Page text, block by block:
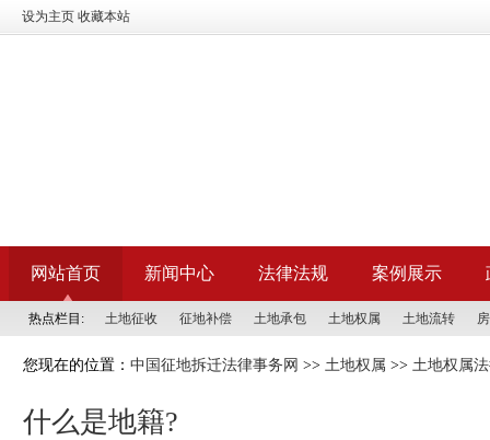
设为主页 收藏本站
网站首页 新闻中心 法律法规 案例展示
热点栏目: 土地征收 征地补偿 土地承包 土地权属 土地流转
您现在的位置： 中国征地拆迁法律事务网 >> 土地权属 >> 土地权属
什么是地籍?